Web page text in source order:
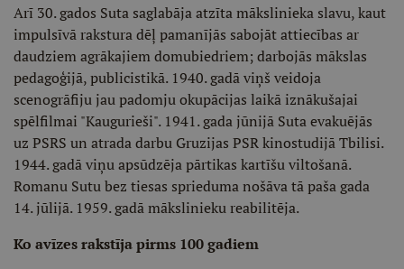
Arī 30. gados Suta saglabāja atzīta mākslinieka slavu, kaut
impulsīvā rakstura dēļ pamanījās sabojāt attiecības ar
daudziem agrākajiem domubiedriem; darbojās mākslas
pedagoģijā, publicistikā. 1940. gadā viņš veidoja
scenogrāfiju jau padomju okupācijas laikā iznākušajai
spēlfilmai "Kaugurieši". 1941. gada jūnijā Suta evakuējās
uz PSRS un atrada darbu Gruzijas PSR kinostudijā Tbilisi.
1944. gadā viņu apsūdzēja pārtikas kartīšu viltošanā.
Romanu Sutu bez tiesas sprieduma nošāva tā paša gada
14. jūlijā. 1959. gadā mākslinieku reabilitēja.
Ko avīzes rakstīja pirms 100 gadiem